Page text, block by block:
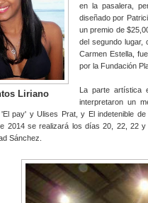
Liriano
en la pasalera,
diseñado por
un premio de
del segundo lugar,
Carmen Estella,
por la Fundación
La parte artística
interpretaron un
pay' y Ulises Prat, y El indetenible
2014 se realizará los días 20, 22, 22
Sánchez.